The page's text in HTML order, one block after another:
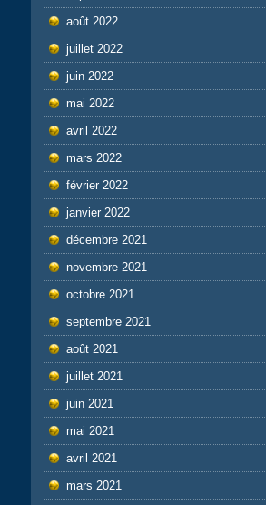
août 2022
juillet 2022
juin 2022
mai 2022
avril 2022
mars 2022
février 2022
janvier 2022
décembre 2021
novembre 2021
octobre 2021
septembre 2021
août 2021
juillet 2021
juin 2021
mai 2021
avril 2021
mars 2021